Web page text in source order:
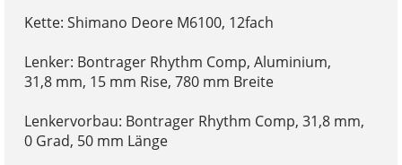
Kette: Shimano Deore M6100, 12fach
Lenker: Bontrager Rhythm Comp, Aluminium,
31,8 mm, 15 mm Rise, 780 mm Breite
Lenkervorbau: Bontrager Rhythm Comp, 31,8 mm,
0 Grad, 50 mm Länge